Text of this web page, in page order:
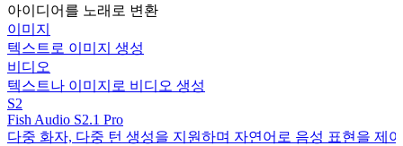
아이디어를 노래로 변환
이미지
텍스트로 이미지 생성
비디오
텍스트나 이미지로 비디오 생성
S2
Fish Audio S2.1 Pro
다중 화자, 다중 턴 생성을 지원하며 자연어로 음성 표현을 제